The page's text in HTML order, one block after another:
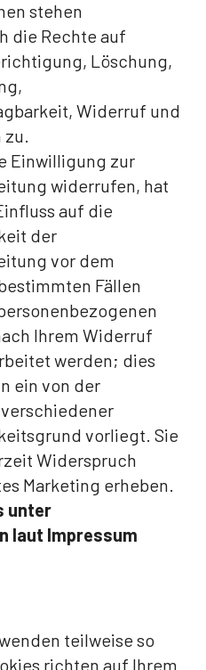
stehen
die Rechte auf
Löschung,
Widerruf und
zu.
Einwilligung zur
widerrufen, hat
auf die
der
vor dem
Fällen
Ihrem Widerruf
werden; dies
ein von der
vorliegt. Sie
Widerspruch
Marketing erheben.
unter
laut Impressum
teilweise so
richten auf Ihrem